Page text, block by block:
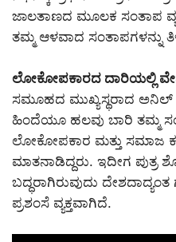
ಜಾಲತಾಣದ ಮೂಲಕ ಸಂತಾಪ
ತಮ್ಮ ಆಳವಾದ ಸಂತಾಪಗಳನ್ನು
ಲೋಕೋಪಕಾರದ ದಾರಿಯಲ್ಲಿ
ಸಮೂಹದ ಮುಖ್ಯಸ್ಥರಾದ
ಹಿಂದೆಯೂ ಹಲವು ಬಾರಿ ತಮ್ಮ
ಲೋಕೋಪಕಾರ ಮತ್ತು ಸಮಾಜ
ಮಾತನಾಡಿದ್ದರು. ಇದೀಗ
ಬದ್ಧರಾಗಿರುವುದು
ಪ್ರಶಂಸೆ ವ್ಯಕ್ತವಾಗಿದೆ.